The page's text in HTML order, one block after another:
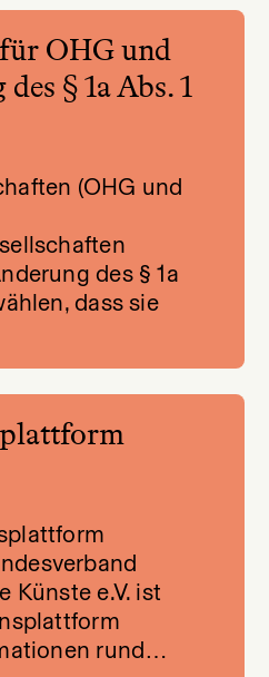
OHG und
§ 1a Abs. 1
(OHG und
des § 1a
dass sie
Künste e.V. ist
rund…